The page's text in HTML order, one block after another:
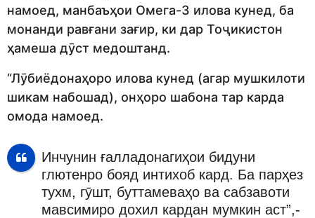
намоед, манбаъҳои Омега-3 илова кунед, ба
монанди равғани зағир, ки дар Тоҷикистон
ҳамеша дӯст медоштанд.
“Лӯбиёдонаҳоро илова кунед (агар мушкилоти
шикам набошад), онҳоро шабона тар карда
омода намоед.
Инчунин ғалладонагиҳои бидуни
глютенро бояд интихоб кард. Ба парҳез
тухм, гӯшт, буттамеваҳо ва сабзавоти
мавсимиро дохил кардан мумкин аст”,-